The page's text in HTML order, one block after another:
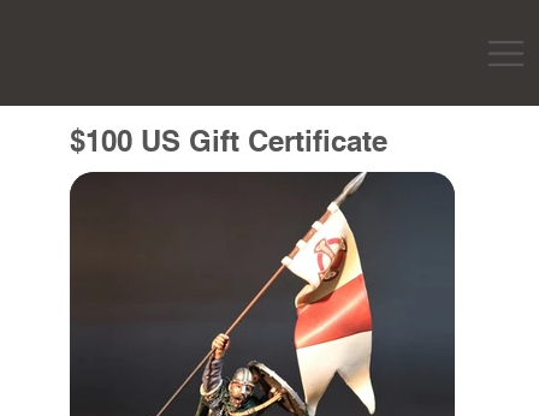
$100 US Gift Certificate